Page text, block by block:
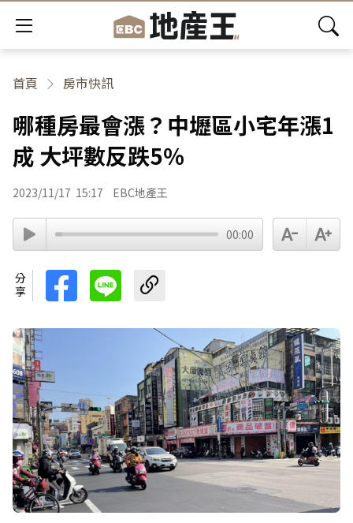
首頁 房市快訊
哪種房最會漲？中壢區小宅年漲1
成 大坪數反跌5％
2023/11/17 15:17 EBC地產王
00:00
分享